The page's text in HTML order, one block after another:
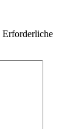
Erforderliche